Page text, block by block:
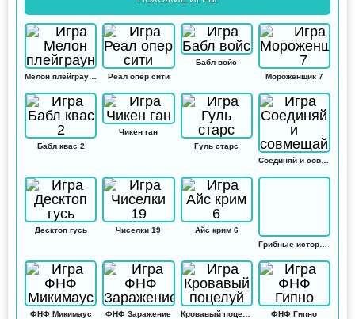
Реал опер сити
Бабл войс
Мороженщик 7
Бабл квас 2
Чикен ган
Гуль старс
Соединяй и совмещай
Десктоп гусь Чиселки 19
Айс крим 6
Грибные истории: Кликер
ФНФ Микимаус ФНФ Заражение Кровавый поцелуй ФНФ Гипно